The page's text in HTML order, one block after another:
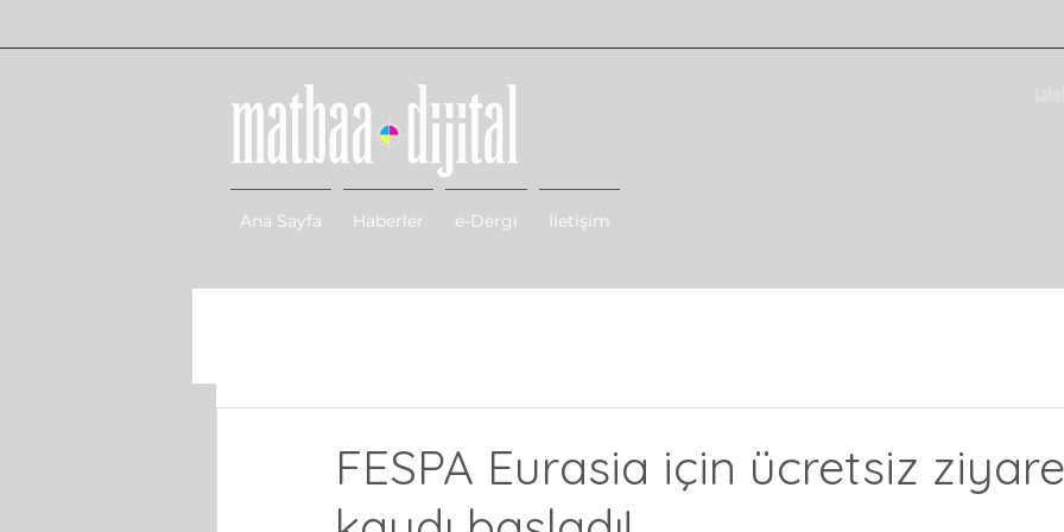
Ana Sayfa Haberler e-Dergi İletişim
FESPA Eurasia için ücretsiz